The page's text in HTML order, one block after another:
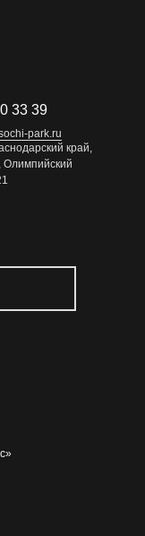
33 39
край,
Олимпийский
park.ru